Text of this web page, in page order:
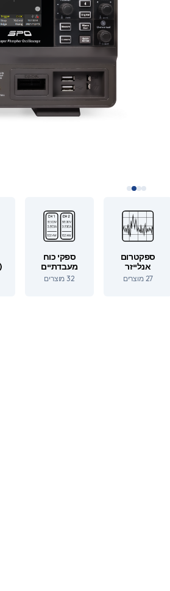
ספקטרום
אנלייזר
27 מוצרים
ספקי כוח
מעבדתיים
32 מוצרים